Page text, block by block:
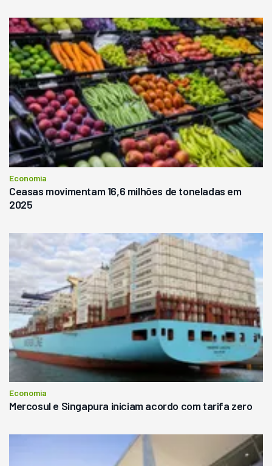
Economia
Ceasas movimentam 16,6 milhões de toneladas em
2025
Economia
Mercosul e Singapura iniciam acordo com tarifa zero